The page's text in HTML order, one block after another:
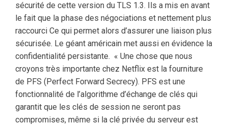
sécurité de cette version du TLS 1.3. Ils a mis en avant
le fait que la phase des négociations et nettement plus
raccourci Ce qui permet alors d’assurer une liaison plus
sécurisée. Le géant américain met aussi en évidence la
confidentialité persistante. « Une chose que nous
croyons très importante chez Netflix est la fourniture
de PFS (Perfect Forward Secrecy). PFS est une
fonctionnalité de l’algorithme d’échange de clés qui
garantit que les clés de session ne seront pas
compromises, même si la clé privée du serveur est